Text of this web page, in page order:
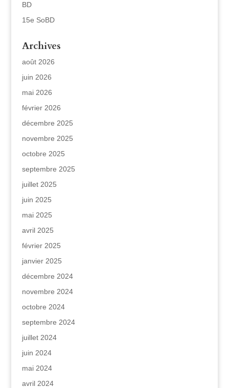
BD
15e SoBD
Archives
août 2026
juin 2026
mai 2026
février 2026
décembre 2025
novembre 2025
octobre 2025
septembre 2025
juillet 2025
juin 2025
mai 2025
avril 2025
février 2025
janvier 2025
décembre 2024
novembre 2024
octobre 2024
septembre 2024
juillet 2024
juin 2024
mai 2024
avril 2024